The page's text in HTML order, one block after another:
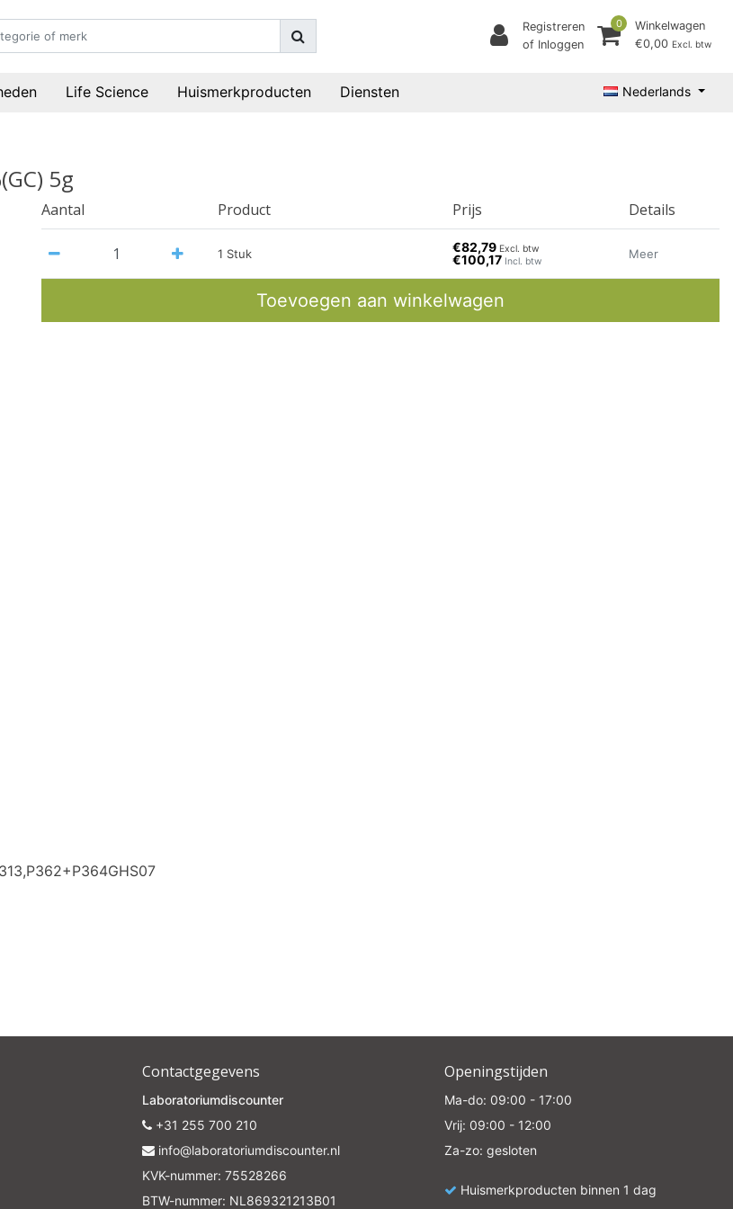
Registreren
of Inloggen
0
Winkelwagen
€0,00 Excl. btw
Life Science Huismerkproducten Diensten Nederlands
5g
Aantal Product Prijs Details
1 Stuk €82,79 Excl. btw
€100,17 Incl. btw
Meer
Toevoegen aan winkelwagen
Contactgegevens
Laboratoriumdiscounter
+31 255 700 210
info@laboratoriumdiscounter.nl
KVK-nummer: 75528266
BTW-nummer: NL869321213B01
Openingstijden
Ma-do: 09:00 - 17:00
Vrij: 09:00 - 12:00
Za-zo: gesloten
Huismerkproducten binnen 1 dag